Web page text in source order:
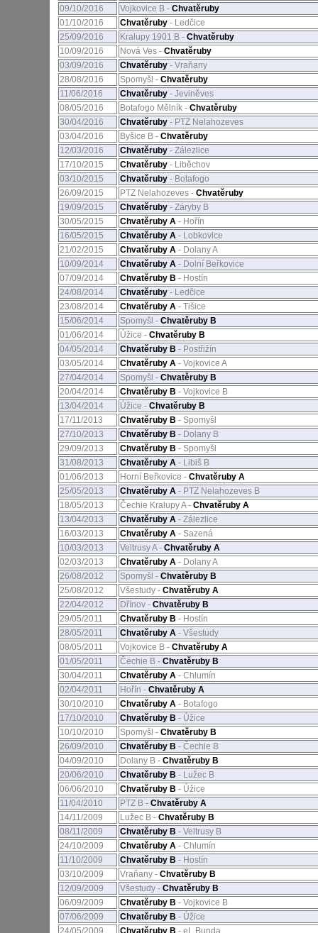
09/10/2016
Vojkovice B - Chvatěruby
01/10/2016
Chvatěruby - Ledčice
25/09/2016
Kralupy 1901 B - Chvatěruby
10/09/2016
Nová Ves - Chvatěruby
03/09/2016
Chvatěruby - Vraňany
28/08/2016
Spomyšl - Chvatěruby
11/06/2016
Chvatěruby - Jeviněves
08/05/2016
Botafogo Mělník - Chvatěruby
30/04/2016
Chvatěruby - PTZ Nelahozeves
03/04/2016
Byšice B - Chvatěruby
12/03/2016
Chvatěruby - Zálezlice
17/10/2015
Chvatěruby - Liběchov
03/10/2015
Chvatěruby - Botafogo
26/09/2015
PTZ Nelahozeves - Chvatěruby
19/09/2015
Chvatěruby - Záryby B
30/05/2015
Chvatěruby A - Hořín
16/05/2015
Chvatěruby A - Lobkovice
21/02/2015
Chvatěruby A - Dolany A
10/09/2014
Chvatěruby A - Dolní Beřkovice
07/09/2014
Chvatěruby B - Hostín
24/08/2014
Chvatěruby - Ledčice
23/08/2014
Chvatěruby A - Tišice
15/06/2014
Spomyšl - Chvatěruby B
01/06/2014
Úžice - Chvatěruby B
04/05/2014
Chvatěruby B - Postřižín
03/05/2014
Chvatěruby A - Vojkovice A
27/04/2014
Spomyšl - Chvatěruby B
20/04/2014
Chvatěruby B - Vojkovice B
13/04/2014
Úžice - Chvatěruby B
17/11/2013
Chvatěruby B - Spomyšl
27/10/2013
Chvatěruby B - Dolany B
29/09/2013
Chvatěruby B - Spomyšl
31/08/2013
Chvatěruby A - Libiš B
01/06/2013
Horní Beřkovice - Chvatěruby A
25/05/2013
Chvatěruby A - PTZ Nelahozeves B
18/05/2013
Čechie Kralupy A - Chvatěruby A
13/04/2013
Chvatěruby A - Zálezlice
16/03/2013
Chvatěruby A - Sazená
10/03/2013
Veltrusy A - Chvatěruby A
02/03/2013
Chvatěruby A - Dolany A
26/08/2012
Spomyšl - Chvatěruby B
25/08/2012
Všestudy - Chvatěruby A
22/04/2012
Dřínov - Chvatěruby B
29/05/2011
Chvatěruby B - Hostín
28/05/2011
Chvatěruby A - Všestudy
08/05/2011
Vojkovice B - Chvatěruby A
01/05/2011
Čechie B - Chvatěruby B
30/04/2011
Chvatěruby A - Chlumín
02/04/2011
Hořín - Chvatěruby A
30/10/2010
Chvatěruby A - Botafogo
17/10/2010
Chvatěruby B - Úžice
10/10/2010
Spomyšl - Chvatěruby B
26/09/2010
Chvatěruby B - Čechie B
04/09/2010
Dolany B - Chvatěruby B
20/06/2010
Chvatěruby B - Lužec B
06/06/2010
Chvatěruby B - Úžice
11/04/2010
PTZ B - Chvatěruby A
14/11/2009
Lužec B - Chvatěruby B
08/11/2009
Chvatěruby B - Veltrusy B
24/10/2009
Chvatěruby A - Chlumín
11/10/2009
Chvatěruby B - Hostín
03/10/2009
Vraňany - Chvatěruby B
12/09/2009
Všestudy - Chvatěruby B
06/09/2009
Chvatěruby B - Vojkovice B
07/06/2009
Chvatěruby B - Úžice
24/05/2009
Chvatěruby B - eL Bunda